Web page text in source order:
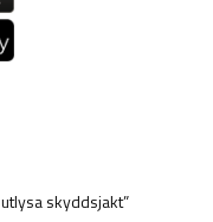
skyddsjakt”